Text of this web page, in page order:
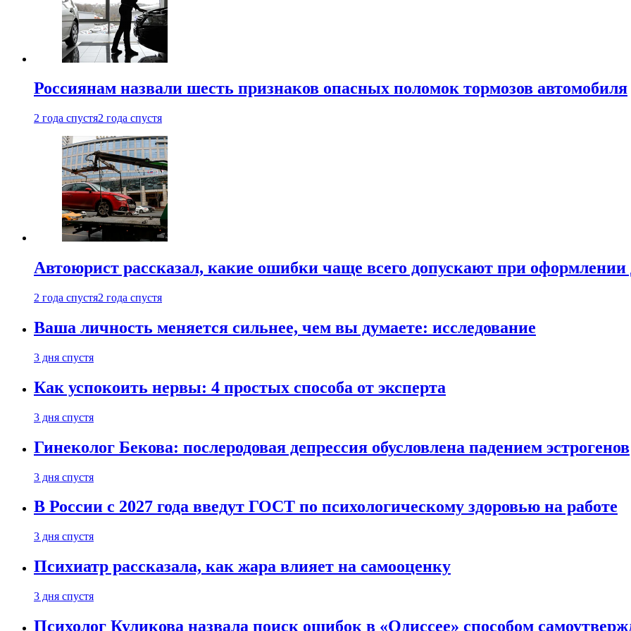
Россиянам назвали шесть признаков опасных поломок тормозов автомобиля
2 года спустя2 года спустя
Автоюрист рассказал, какие ошибки чаще всего допускают при
2 года спустя2 года спустя
Ваша личность меняется сильнее, чем вы думаете: исследование
3 дня спустя
Как успокоить нервы: 4 простых способа от эксперта
3 дня спустя
Гинеколог Бекова: послеродовая депрессия обусловлена падением эстрогенов
3 дня спустя
В России с 2027 года введут ГОСТ по психологическому здоровью на работе
3 дня спустя
Психиатр рассказала, как жара влияет на самооценку
3 дня спустя
Психолог Куликова назвала поиск ошибок в «Одиссее» способом